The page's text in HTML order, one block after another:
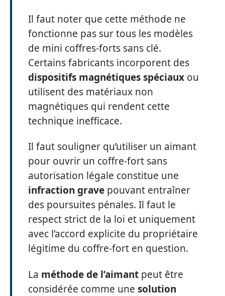
Il faut noter que cette méthode ne
fonctionne pas sur tous les modèles
de mini coffres-forts sans clé.
Certains fabricants incorporent des
dispositifs magnétiques spéciaux ou
utilisent des matériaux non
magnétiques qui rendent cette
technique inefficace.
Il faut souligner qu’utiliser un aimant
pour ouvrir un coffre-fort sans
autorisation légale constitue une
infraction grave pouvant entraîner
des poursuites pénales. Il faut le
respect strict de la loi et uniquement
avec l’accord explicite du propriétaire
légitime du coffre-fort en question.
La méthode de l’aimant peut être
considérée comme une solution